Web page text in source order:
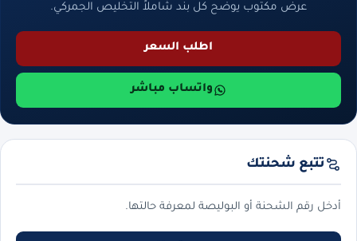
عرض مكتوب يوضح كل بند شاملاً التخليص الجمركي.
اطلب السعر
واتساب مباشر
تتبع شحنتك
أدخل رقم الشحنة أو البوليصة لمعرفة حالتها.